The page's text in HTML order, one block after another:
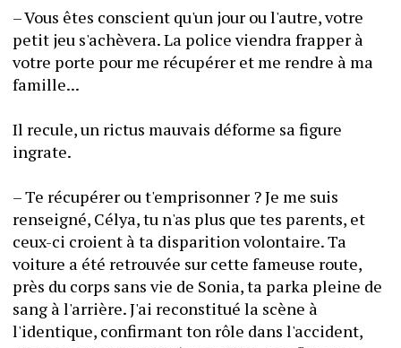
– Vous êtes conscient qu'un jour ou l'autre, votre
petit jeu s'achèvera. La police viendra frapper à
votre porte pour me récupérer et me rendre à ma
famille...
Il recule, un rictus mauvais déforme sa figure
ingrate.
– Te récupérer ou t'emprisonner ? Je me suis
renseigné, Célya, tu n'as plus que tes parents, et
ceux-ci croient à ta disparition volontaire. Ta
voiture a été retrouvée sur cette fameuse route,
près du corps sans vie de Sonia, ta parka pleine de
sang à l'arrière. J'ai reconstitué la scène à
l'identique, confirmant ton rôle dans l'accident,